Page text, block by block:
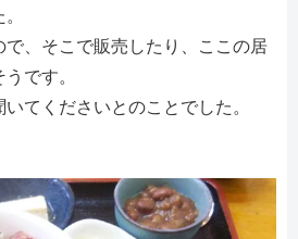
で、そこで販売したり、ここの居
です。
てくださいとのことでした。